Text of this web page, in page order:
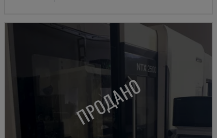
ПРОДАНО